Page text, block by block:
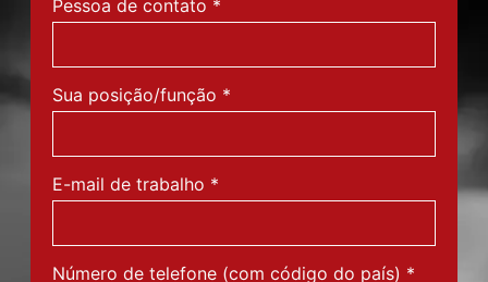
Pessoa de contato *
Sua posição/função *
E-mail de trabalho *